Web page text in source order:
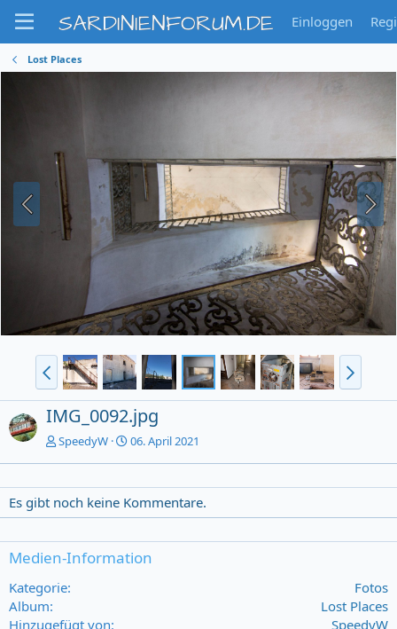
SARDINIENFORUM.DE Einloggen
Lost Places
IMG_0092.jpg
SpeedyW 06. April 2021
Es gibt noch keine Kommentare.
Medien-Information
Kategorie
Fotos
Album
Lost Places
Hinzugefügt von
SpeedyW